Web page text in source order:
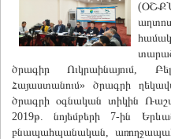
ծրագիր Ուկրաինայում,
Հայաստանում» ծրագրի
ծրագրի օգնական տիկին
2019թ. նոյեմբերի 7-ին
բնապահպանական,